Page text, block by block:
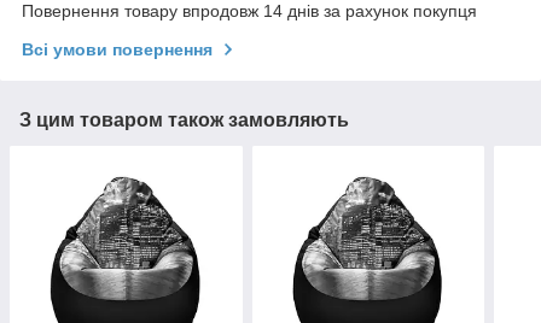
Повернення товару впродовж 14 днів за рахунок покупця
Всі умови повернення
З цим товаром також замовляють